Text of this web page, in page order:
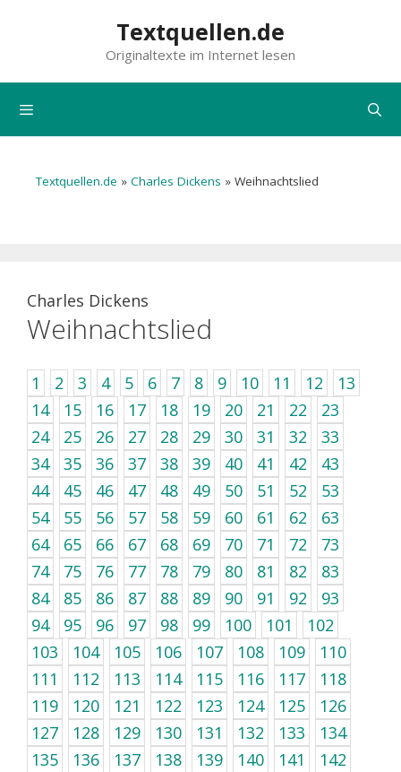
Textquellen.de
Originaltexte im Internet lesen
Textquellen.de » Charles Dickens » Weihnachtslied
Charles Dickens
Weihnachtslied
1 2 3 4 5 6 7 8 9 10 11 12
13
14
15 16 17 18 19 20 21 22
23
24
25 26 27 28 29 30 31 32
33
34
35 36 37 38 39 40 41 42
43
44
45 46 47 48 49 50 51 52
53
54
55 56 57 58 59 60 61 62
63
64
65 66 67 68 69 70 71 72
73
74
75 76 77 78 79 80 81 82
83
84
85 86 87 88 89 90 91 92
93
94
95 96 97 98 99 100 101
102
103
104 105 106 107 108 109
110
111
112 113 114 115 116 117
118
119
120 121 122 123 124 125
126
127
128 129 130 131 132 133
134
135
136 137 138 139 140 141
142